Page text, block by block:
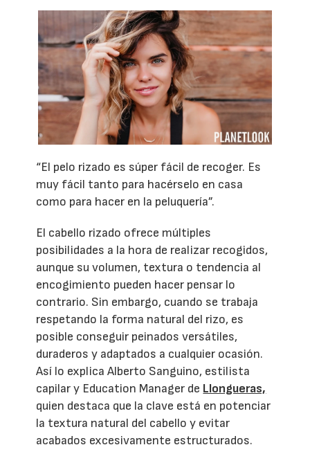
“El pelo rizado es súper fácil de recoger. Es
muy fácil tanto para hacérselo en casa
como para hacer en la peluquería”.
El cabello rizado ofrece múltiples
posibilidades a la hora de realizar recogidos,
aunque su volumen, textura o tendencia al
encogimiento pueden hacer pensar lo
contrario. Sin embargo, cuando se trabaja
respetando la forma natural del rizo, es
posible conseguir peinados versátiles,
duraderos y adaptados a cualquier ocasión.
Así lo explica Alberto Sanguino, estilista
capilar y Education Manager de Llongueras,
quien destaca que la clave está en potenciar
la textura natural del cabello y evitar
acabados excesivamente estructurados.